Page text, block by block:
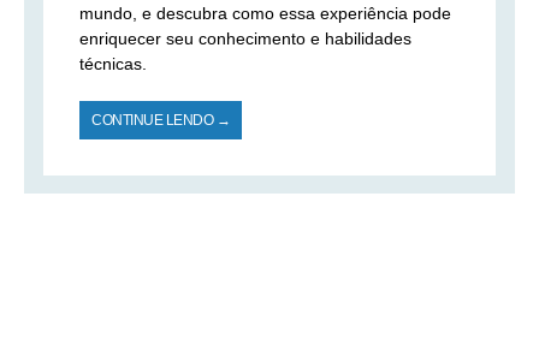
mundo, e descubra como essa experiência pode
enriquecer seu conhecimento e habilidades
técnicas.
CONTINUE LENDO →